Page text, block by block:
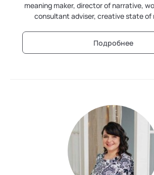
Цифровой профайлинг
meaning maker, director of narrative,
consultant adviser, creative state of
Подробнее